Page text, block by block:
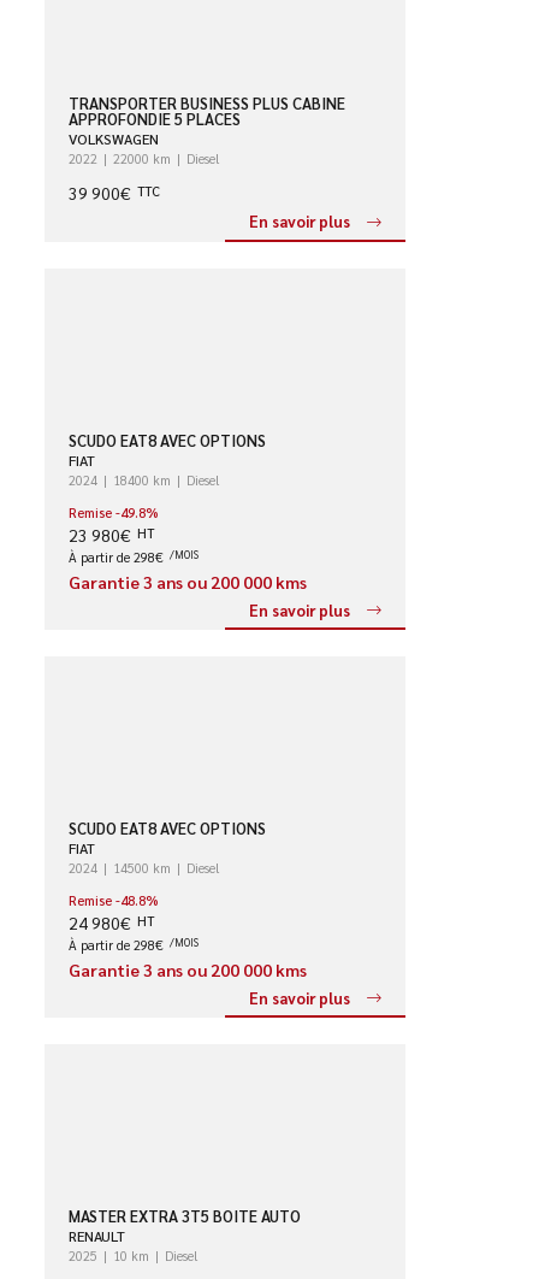
TRANSPORTER BUSINESS PLUS CABINE
APPROFONDIE 5 PLACES
VOLKSWAGEN
2022 22000 km Diesel
39 900€ TTC
En savoir plus
SCUDO EAT8 AVEC OPTIONS
FIAT
2024 18400 km
Diesel
Remise -49.8%
23 980€ HT
À partir de 298€ /MOIS
Garantie 3 ans ou 200 000 kms
En savoir plus
SCUDO EAT8 AVEC OPTIONS
FIAT
2024 14500 km
Diesel
Remise -48.8%
24 980€ HT
À partir de 298€ /MOIS
Garantie 3 ans ou 200 000 kms
En savoir plus
MASTER EXTRA 3T5 BOITE AUTO
RENAULT
2025 10 km Diesel